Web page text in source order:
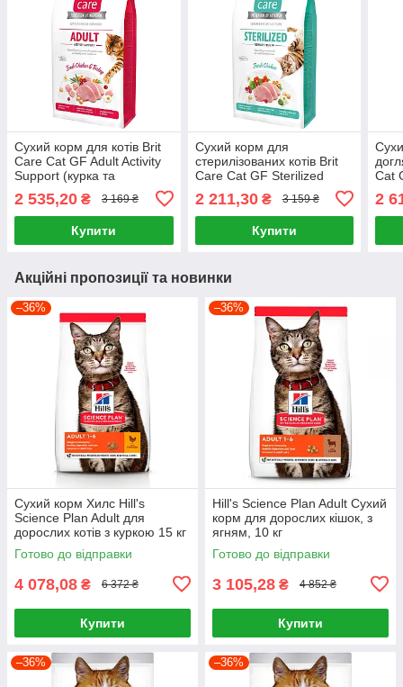
Сухий корм для котів Brit
Care Cat GF Adult Activity
Support (курка та
2 535,20 ₴ 3 169 ₴
Купити
Сухий корм для
стерилізованих котів Brit
Care Cat GF Sterilized
Urinary Health (курка) 7 кг
2 211,30₴ 3 159 ₴
Купити
Cat
та
2
Акційні пропозиції та новинки
–36%
Сухий корм Хилс Hill's
Science Plan Adult для
дорослих котів з куркою 15 кг
Готово до відправки
4 078,08 ₴ 6 372 ₴
Купити
–36%
Hill's Science Plan Adult Сухий
корм для дорослих кішок, з
ягням, 10 кг
Готово до відправки
3 105,28 ₴ 4 852 ₴
Купити
–36% –36%